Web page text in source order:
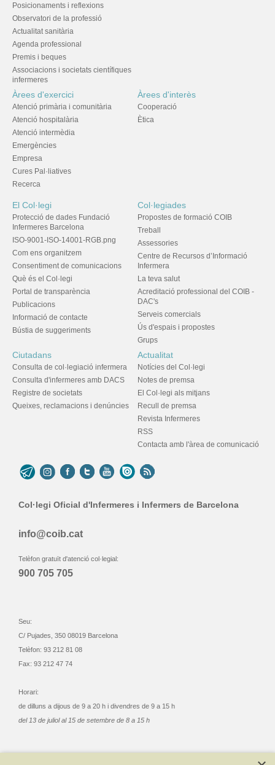
Posicionaments i reflexions
Observatori de la professió
Actualitat sanitària
Agenda professional
Premis i beques
Associacions i societats científiques
infermeres
Àrees d'exercici
Atenció primària i comunitària
Atenció hospitalària
Atenció intermèdia
Emergències
Empresa
Cures Pal·liatives
Recerca
Àrees d'interès
Cooperació
Ètica
El Col·legi
Protecció de dades Fundació
Infermeres Barcelona
ISO-9001-ISO-14001-RGB.png
Com ens organitzem
Consentiment de comunicacions
Què és el Col·legi
Portal de transparència
Publicacions
Informació de contacte
Bústia de suggeriments
Col·legiades
Propostes de formació COIB
Treball
Assessories
Centre de Recursos d’Informació
Infermera
La teva salut
Acreditació professional del COIB -
DAC's
Serveis comercials
Ús d'espais i propostes
Grups
Ciutadans
Consulta de col·legiació infermera
Consulta d'infermeres amb DACS
Registre de societats
Queixes, reclamacions i denúncies
Actualitat
Notícies del Col·legi
Notes de premsa
El Col·legi als mitjans
Recull de premsa
Revista Infermeres
RSS
Contacta amb l'àrea de comunicació
Col·legi Oficial d'Infermeres i Infermers de Barcelona
info@coib.cat
Telèfon gratuït d'atenció col·legial:
900 705 705
Seu:
C/ Pujades, 350 08019 Barcelona
Telèfon: 93 212 81 08
Fax: 93 212 47 74
Horari:
de dilluns a dijous de 9 a 20 h i divendres de 9 a 15 h
del 13 de juliol al 15 de setembre de 8 a 15 h